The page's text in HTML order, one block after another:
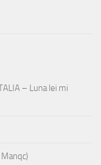
– Luna lei mi